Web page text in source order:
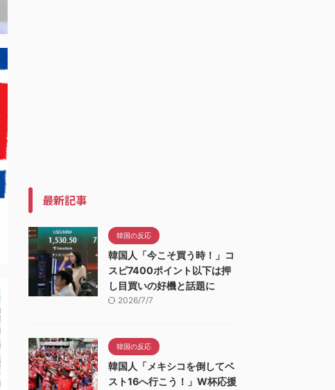
最新記事
韓国の反応
韓国人「今こそ買う時！」コ
スピ7400ポイント以下は押
し目買いの好機と話題に
2026/7/7
韓国の反応
韓国人「メキシコを倒してベ
スト16へ行こう！」W杯応援